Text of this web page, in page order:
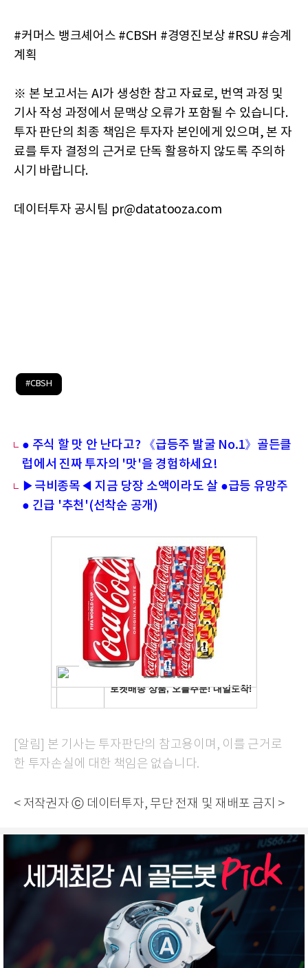
#커머스 뱅크셰어스 #CBSH #경영진보상 #RSU #승계
계획
※ 본 보고서는 AI가 생성한 참고 자료로, 번역 과정 및
기사 작성 과정에서 문맥상 오류가 포함될 수 있습니다.
투자 판단의 최종 책임은 투자자 본인에게 있으며, 본 자
료를 투자 결정의 근거로 단독 활용하지 않도록 주의하
시기 바랍니다.
데이터투자 공시팀 pr@datatooza.com
#CBSH
● 주식 할 맛 안 난다고? 《급등주 발굴 No.1》골든클
럽에서 진짜 투자의 '맛'을 경험하세요!
▶극비종목◀ 지금 당장 소액이라도 살 ●급등 유망주
● 긴급 '추천'(선착순 공개)
[알림] 본 기사는 투자판단의 참고용이며, 이를 근거로
한 투자손실에 대한 책임은 없습니다.
< 저작권자 ⓒ 데이터투자, 무단 전재 및 재배포 금지 >